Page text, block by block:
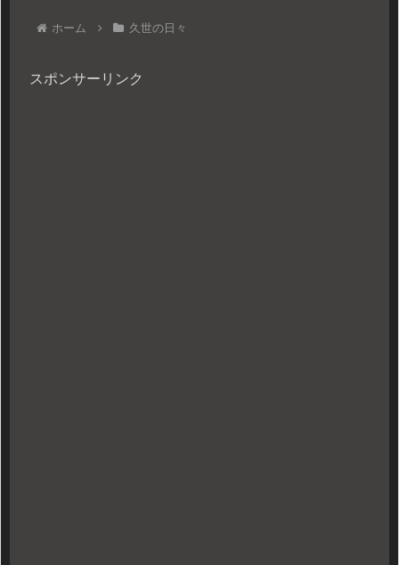
ホーム 久世の日々
スポンサーリンク